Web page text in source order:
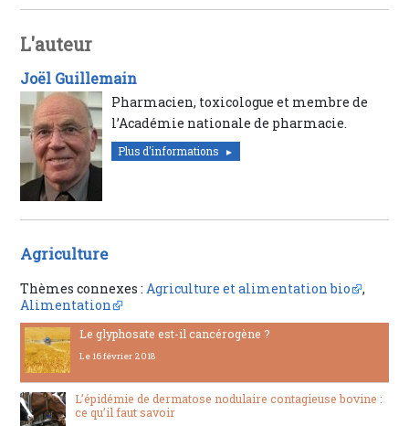
L'auteur
Joël Guillemain
Pharmacien, toxicologue et membre de
l’Académie nationale de pharmacie.
Plus d'informations
Agriculture
Thèmes connexes :Agriculture et alimentation bio
,
Alimentation
Le glyphosate est-il cancérogène ?
Le 16 février 2018
L’épidémie de dermatose nodulaire contagieuse bovine :
ce qu’il faut savoir